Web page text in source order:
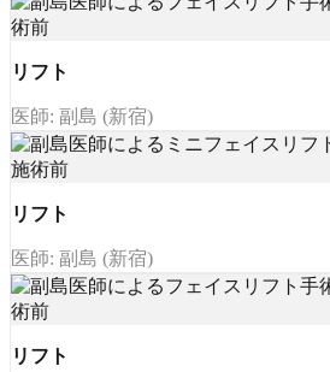
リフト
医師: 副島 (新宿)
リフト
医師: 副島 (新宿)
リフト